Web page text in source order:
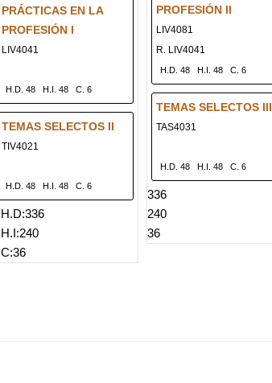
PRÁCTICAS EN LA
PROFESIÓN I
LIV4041
H.D. 48 H.I. 48 C. 6
TEMAS SELECTOS II
TIV4021
H.D. 48 H.I. 48 C. 6
H.D:336
H.I:240
C:36
PROFESIÓN II
LIV4081
R. LIV4041
H.D. 48 H.I. 48 C. 6
TEMAS SELECTOS III
TAS4031
H.D. 48 H.I. 48 C. 6
336
240
36